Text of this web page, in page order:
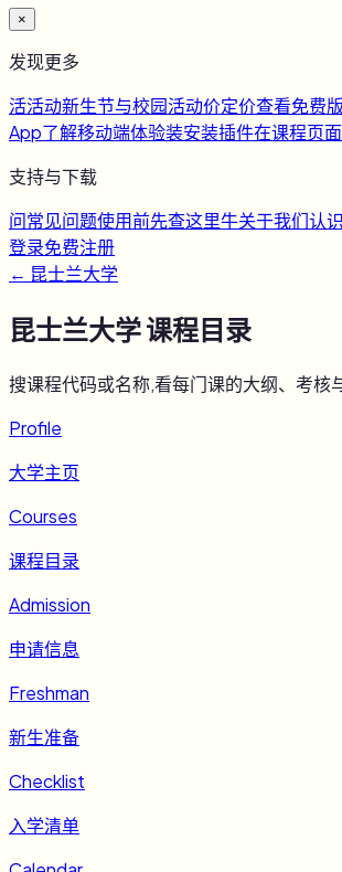
×
发现更多
活活动新生节与校园活动价定价查看免费
App了解移动端体验装安装插件在课程页
支持与下载
问常见问题使用前先查这里牛关于我们认
登录免费注册
← 昆士兰大学
昆士兰大学课程目录
搜课程代码或名称,看每门课的大纲、考核
Profile
大学主页
Courses
课程目录
Admission
申请信息
Freshman
新生准备
Checklist
入学清单